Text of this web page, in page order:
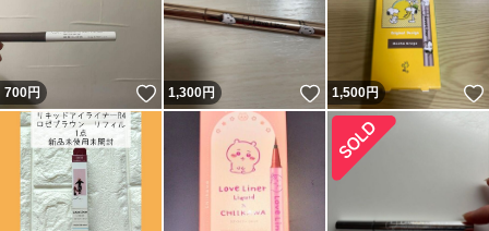
700円 いいね！
1,300円 いいね！
1,500円